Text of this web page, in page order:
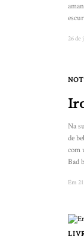
26 de
Na
de
com
Bad
Em